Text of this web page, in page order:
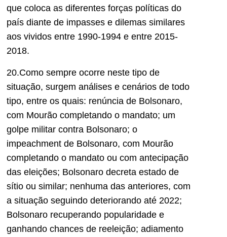
que coloca as diferentes forças políticas do
país diante de impasses e dilemas similares
aos vividos entre 1990-1994 e entre 2015-
2018.
20.Como sempre ocorre neste tipo de
situação, surgem análises e cenários de todo
tipo, entre os quais: renúncia de Bolsonaro,
com Mourão completando o mandato; um
golpe militar contra Bolsonaro; o
impeachment de Bolsonaro, com Mourão
completando o mandato ou com antecipação
das eleições; Bolsonaro decreta estado de
sítio ou similar; nenhuma das anteriores, com
a situação seguindo deteriorando até 2022;
Bolsonaro recuperando popularidade e
ganhando chances de reeleição; adiamento